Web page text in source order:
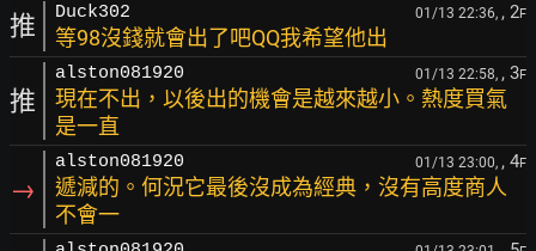
推 Duck302 01/13 22:36, , 2F
等98沒錢就會出了吧QQ我希望他出
推
alston081920 01/13 22:58, , 3F
現在不出，以後出的機會是越來越小。熱度買氣
是一直
→
alston081920 01/13 23:00, , 4F
遞減的。何況它最後沒成為經典，沒有高度商人
不會一